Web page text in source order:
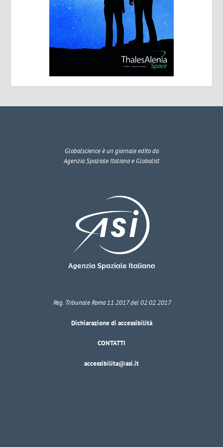
Globalscienceè un giornale edito da
Agenzia Spaziale Italiana e Globalist
Reg. Tribunale Roma 11.2017 del 02.02.2017
Dichiarazione di accessibilità
CONTATTI
accessibilita@asi.it